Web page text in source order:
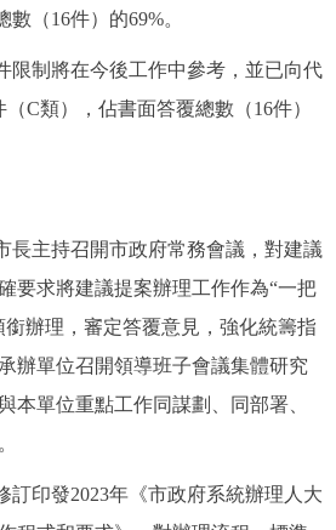
線上訪談 圖説互動
한국어 日本語
數（16件）的69%。
制將在今後工作中參考，並已向代
C類），佔書面答覆總數（16件）
主持召開市政府常務會議，對建議
要求將建議提案辦理工作作為“一把
辦理，審定答覆意見，強化統籌指
辦單位召開領導班子會議集體研究
本單位重點工作同謀劃、同部署、
印發2023年《市政府系統辦理人大